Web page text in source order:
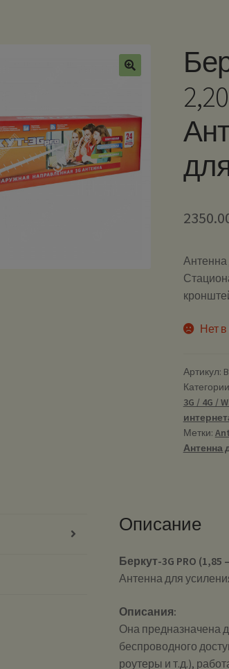
Антенна
Нет
Артикул:
3G / 4G /
Метки:
Антенна
Описание
Беркут-3G PRO (1,85
Антенна для
Описания:
Она предназначена
беспроводного
роутеры и т.д.),